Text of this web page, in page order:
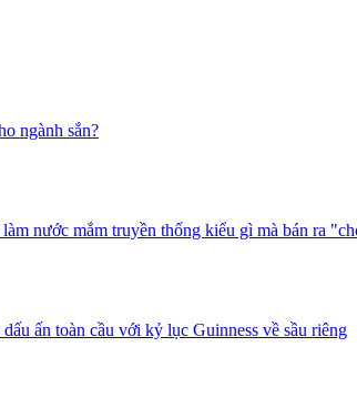
ngành sắn?
nước mắm truyền thống kiểu gì mà bán ra
ấn toàn cầu với kỷ lục Guinness về sầu riêng